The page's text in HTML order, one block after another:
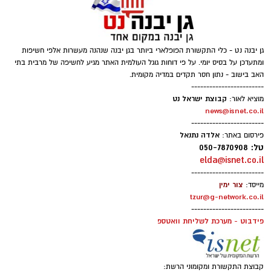
גן יבנה נט - כלי התקשורת הפופלארי ביותר בגן יבנה שנהנה מעשרות אלפי חשיפות
ומתעדכן על בסיס יומי. על פי דוחות גוגל העולמית האתר מגיע לחשיפה של מרבית בתי
האב בישוב - נתון חסר תקדים במדיה מקומית.
------------------------
מוציא לאור: קבוצת ישראל נט
news@isnet.co.il
------------------------
פירסום באתר: אלדה נתנאל
טל: 050-7870908
elda@isnet.co.il
------------------------
מייסד: צור ימין
tzur@g-network.co.il
------------------------
פידבוט - מערכת לשליחת וואטספ
קבוצת התקשורת ומקומוני הרשת: